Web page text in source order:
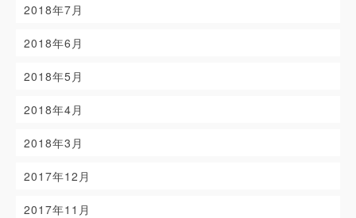
2018年7月
2018年6月
2018年5月
2018年4月
2018年3月
2017年12月
2017年11月